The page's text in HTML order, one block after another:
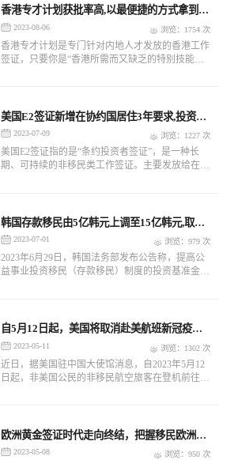
香港专才计划获批率高,以最便捷的方式拿到香
港身份
2023-08-06 浏览：1754 次
香港专才计划是专门针对内地人才发放的香港工作
签证，只要你是“香港所需而又缺乏的特别技能、
美国E2签证新增在协约国居住3年要求,投资入
籍计划受影响
2023-07-09 浏览：1227 次
美国E2签证指的是“条约投资者签证”，是一种长
期、可持续的非移民类工作签证。主要发放给在美
韩国存款移民由5亿韩元上调至15亿韩元,取消
退休投资移民
2023-07-01 浏览：979 次
2023年6月29日，韩国法务部发布公告称，提高公
益事业投资移民（存款移民）制度的投资基准金
自5月12日起，美国将取消赴美航班新冠疫苗
接种要求
2023-05-11 浏览：1302 次
近日，据美国驻中国大使馆消息，自2023年5月12
日起，非美国公民的非移民航空旅客在登机前往美
欧洲黄金签证时代走向终结，把握移民欧洲的
最后窗口期
2023-05-08 浏览：950 次